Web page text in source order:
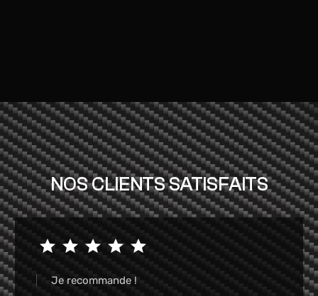
NOS CLIENTS SATISFAITS
Garage très pro et a très bon prix je